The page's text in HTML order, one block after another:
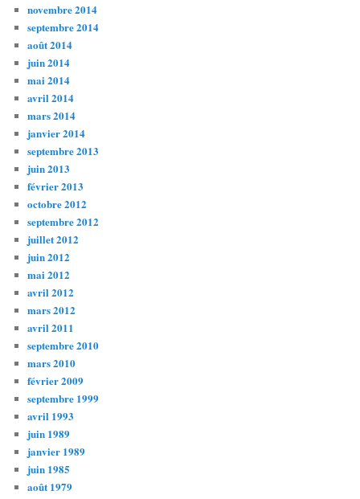
novembre 2014
septembre 2014
août 2014
juin 2014
mai 2014
avril 2014
mars 2014
janvier 2014
septembre 2013
juin 2013
février 2013
octobre 2012
septembre 2012
juillet 2012
juin 2012
mai 2012
avril 2012
mars 2012
avril 2011
septembre 2010
mars 2010
février 2009
septembre 1999
avril 1993
juin 1989
janvier 1989
juin 1985
août 1979